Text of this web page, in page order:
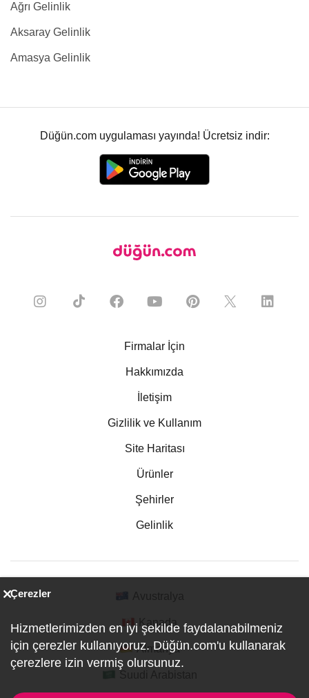
Ağrı Gelinlik
Aksaray Gelinlik
Amasya Gelinlik
Düğün.com uygulaması yayında! Ücretsiz indir:
Firmalar İçin
Hakkımızda
İletişim
Gizlilik ve Kullanım
Site Haritası
Ürünler
Şehirler
Gelinlik
Kanada
Almanya
Çerezler
Hizmetlerimizden en iyi şekilde faydalanabilmeniz
için çerezler kullanıyoruz. Düğün.com'u kullanarak
çerezlere izin vermiş olursunuz.